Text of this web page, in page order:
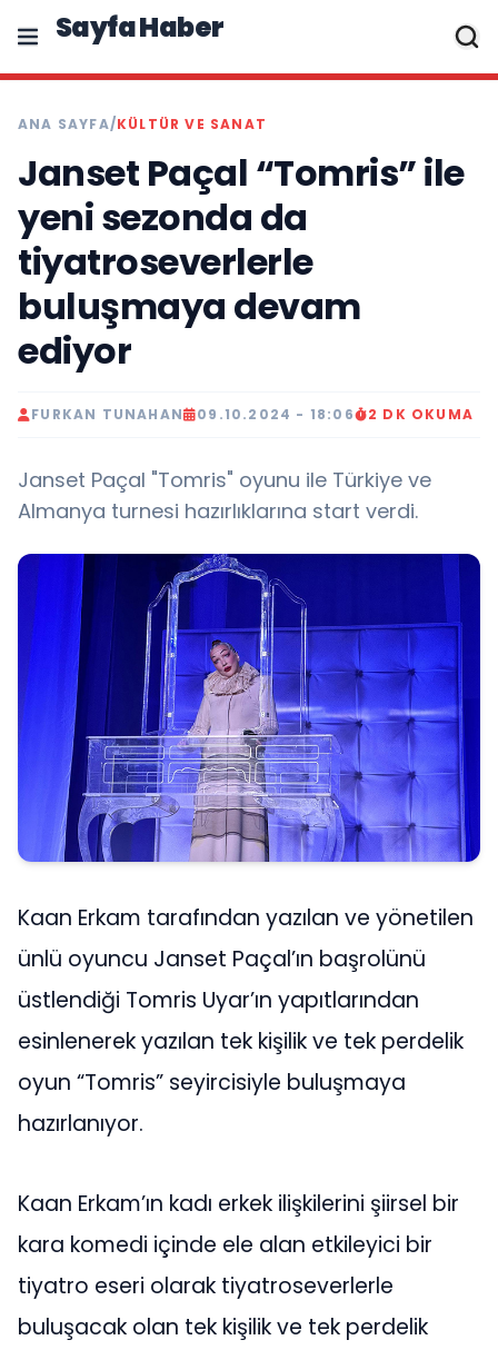
Sayfa Haber
ANA SAYFA/KÜLTÜR VE SANAT
Janset Paçal “Tomris” ile
yeni sezonda da
tiyatroseverlerle
buluşmaya devam
ediyor
FURKAN TUNAHAN 09.10.2024 - 18:06 2 DK OKUMA
Janset Paçal "Tomris" oyunu ile Türkiye ve
Almanya turnesi hazırlıklarına start verdi.
Kaan Erkam tarafından yazılan ve yönetilen
ünlü oyuncu Janset Paçal’ın başrolünü
üstlendiği Tomris Uyar’ın yapıtlarından
esinlenerek yazılan tek kişilik ve tek perdelik
oyun “Tomris” seyircisiyle buluşmaya
hazırlanıyor.
Kaan Erkam’ın kadı erkek ilişkilerini şiirsel bir
kara komedi içinde ele alan etkileyici bir
tiyatro eseri olarak tiyatroseverlerle
buluşacak olan tek kişilik ve tek perdelik